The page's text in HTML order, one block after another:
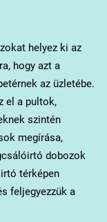
helyez ki az
hogy azt a
az üzletébe.
el a pultok,
szintén
megírása,
dobozok
térképen
feljegyezzük a